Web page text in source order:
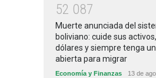
52 087
Muerte anunciada del
boliviano: cuide sus
dólares y siempre tenga
abierta para migrar
Economía y Finanzas 13 de